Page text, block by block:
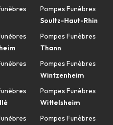
Pompes Funèbres
Soultz-Haut-Rhin
Pompes Funèbres
Thann
Pompes Funèbres
Wintzenheim
Pompes Funèbres
Wittelsheim
Pompes Funèbres